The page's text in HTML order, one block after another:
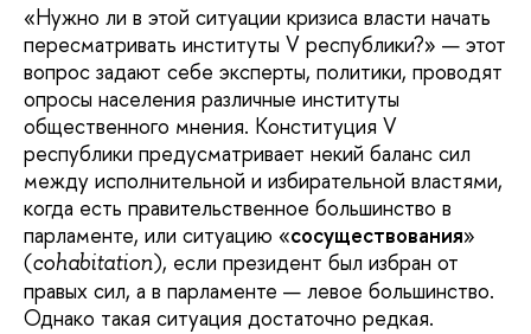
«Нужно ли в этой ситуации кризиса власти начать
пересматривать институты V республики?» — этот
вопрос задают себе эксперты, политики, проводят
опросы населения различные институты
общественного мнения. Конституция V
республики предусматривает некий баланс сил
между исполнительной и избирательной властями,
когда есть правительственное большинство в
парламенте, или ситуацию «сосуществования»
(cohabitation), если президент был избран от
правых сил, а в парламенте — левое большинство.
Однако такая ситуация достаточно редкая.